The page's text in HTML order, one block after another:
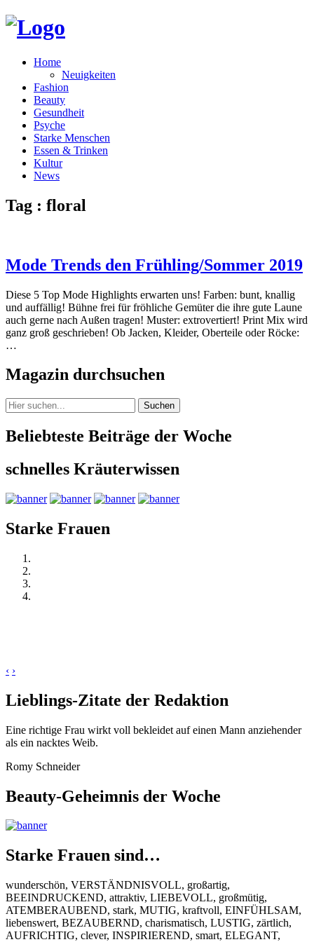
Home
Neuigkeiten
Fashion
Beauty
Gesundheit
Psyche
Starke Menschen
Essen & Trinken
Kultur
News
Tag : floral
Mode Trends den Frühling/Sommer 2019
Diese 5 Top Mode Highlights erwarten uns! Farben: bunt, knallig
und auffällig! Bühne frei für fröhliche Gemüter die ihre gute Laune
auch gerne nach Außen tragen! Muster: extrovertiert! Print Mix wird
ganz groß geschrieben! Ob Jacken, Kleider, Oberteile oder Röcke:
…
Magazin durchsuchen
Suchen
Beliebteste Beiträge der Woche
schnelles Kräuterwissen
Starke Frauen
‹ ›
Lieblings-Zitate der Redaktion
Eine richtige Frau wirkt voll bekleidet auf einen Mann anziehender
als ein nacktes Weib.
Romy Schneider
Beauty-Geheimnis der Woche
Starke Frauen sind…
wunderschön, VERSTÄNDNISVOLL, großartig,
BEEINDRUCKEND, attraktiv, LIEBEVOLL, großmütig,
ATEMBERAUBEND, stark, MUTIG, kraftvoll, EINFÜHLSAM,
liebenswert, BEZAUBERND, charismatisch, LUSTIG, zärtlich,
AUFRICHTIG, clever, INSPIRIEREND, smart, ELEGANT,